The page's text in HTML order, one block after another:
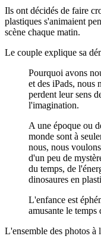
Ils ont décidés de faire
plastiques s'animaient
scène chaque matin.
Le couple explique sa
Pourquoi avons
et des iPads, nous
perdent leur sens
l'imagination.
A une époque ou
monde sont à
nous, nous
d'un peu de
du temps, de
dinosaures en
L'enfance est
amusante le temps
L'ensemble des photos à